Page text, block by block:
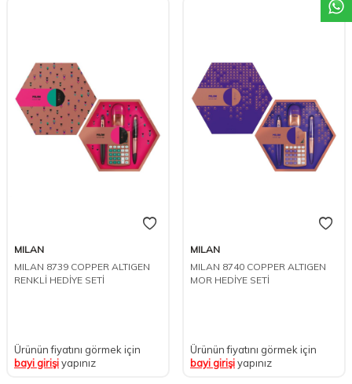
MILAN
MILAN 8739 COPPER ALTIGEN
RENKLİ HEDİYE SETİ
Ürünün fiyatını görmek için
bayi girişiyapınız
MILAN
MILAN 8740 COPPER ALTIGEN
MOR HEDİYE SETİ
Ürünün fiyatını görmek için
bayi girişiyapınız